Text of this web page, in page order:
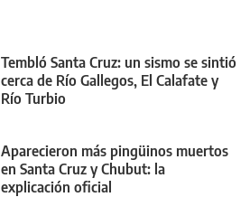
Tembló Santa Cruz: un sismo se sintió
cerca de Río Gallegos, El Calafate y
Río Turbio
Aparecieron más pingüinos muertos
en Santa Cruz y Chubut: la
explicación oficial